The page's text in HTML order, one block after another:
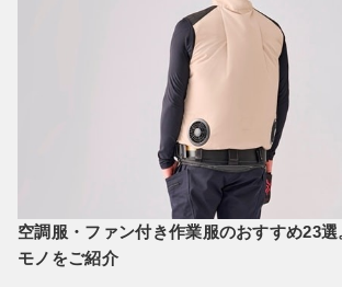
空調服・ファン付き作業服のおすすめ23
モノをご紹介